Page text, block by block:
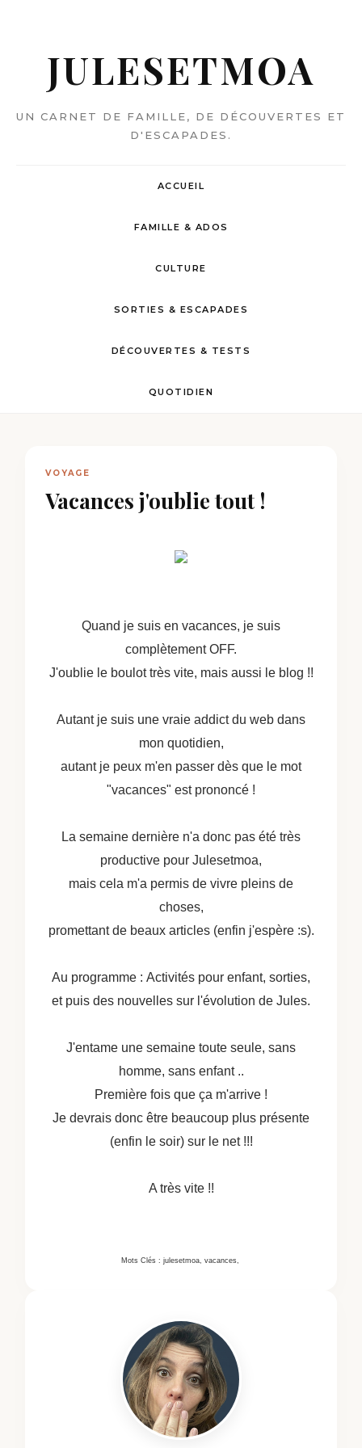
JULESETMOA
UN CARNET DE FAMILLE, DE DÉCOUVERTES ET
D'ESCAPADES.
ACCUEIL
FAMILLE & ADOS
CULTURE
SORTIES & ESCAPADES
DÉCOUVERTES & TESTS
QUOTIDIEN
VOYAGE
Vacances j'oublie tout !
Quand je suis en vacances, je suis
complètement OFF.
J'oublie le boulot très vite, mais aussi le blog !!
Autant je suis une vraie addict du web dans
mon quotidien,
autant je peux m'en passer dès que le mot
"vacances" est prononcé !
La semaine dernière n'a donc pas été très
productive pour Julesetmoa,
mais cela m'a permis de vivre pleins de
choses,
promettant de beaux articles (enfin j'espère :s).
Au programme : Activités pour enfant, sorties,
et puis des nouvelles sur l'évolution de Jules.
J'entame une semaine toute seule, sans
homme, sans enfant ..
Première fois que ça m'arrive !
Je devrais donc être beaucoup plus présente
(enfin le soir) sur le net !!!
A très vite !!
Mots Clés : julesetmoa, vacances,